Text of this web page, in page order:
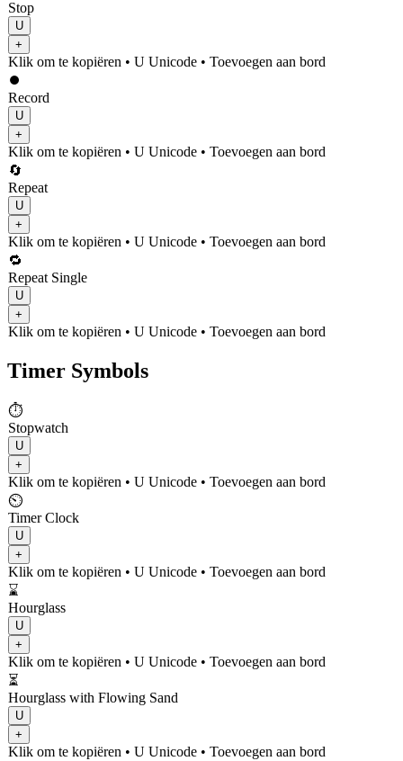
Stop
U
+
Klik om te kopiëren • U Unicode • Toevoegen aan bord
⏺️
Record
U
+
Klik om te kopiëren • U Unicode • Toevoegen aan bord
🔄
Repeat
U
+
Klik om te kopiëren • U Unicode • Toevoegen aan bord
🔁
Repeat Single
U
+
Klik om te kopiëren • U Unicode • Toevoegen aan bord
Timer Symbols
⏱️
Stopwatch
U
+
Klik om te kopiëren • U Unicode • Toevoegen aan bord
⏲️
Timer Clock
U
+
Klik om te kopiëren • U Unicode • Toevoegen aan bord
⌛
Hourglass
U
+
Klik om te kopiëren • U Unicode • Toevoegen aan bord
⏳
Hourglass with Flowing Sand
U
+
Klik om te kopiëren • U Unicode • Toevoegen aan bord